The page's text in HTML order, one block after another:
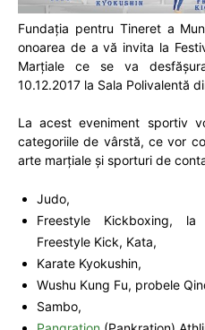
Fundația pentru Tineret a
onoarea de a vă invita la
Marțiale ce se va
10.12.2017 la Sala Polivalentă
La acest eveniment sportiv
categoriile de vârstă, ce vor
arte marțiale și sporturi de
Judo,
Freestyle Kickboxing, la
Freestyle Kick, Kata,
Karate Kyokushin,
Wushu Kung Fu, probele
Sambo,